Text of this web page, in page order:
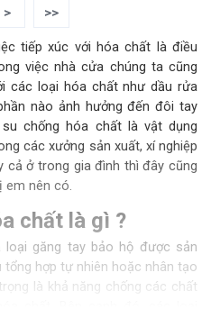
> >>
tiếp xúc với hóa chất là điều
việc nhà cửa chúng ta cũng
các loại hóa chất như dầu rửa
nào ảnh hưởng đến đôi tay
chống hóa chất là vật dụng
các xưởng sản xuất, xí nghiệp
cả ở trong gia đình thì đây cũng
em nên có.
chất là gì ?
loại găng tay bảo hộ được sản
hợp tự nhiên hoặc nhân tạo
là khả năng chống các chất